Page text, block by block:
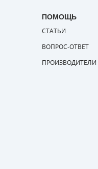
ПОМОЩЬ
СТАТЬИ
ВОПРОС-ОТВЕТ
ПРОИЗВОДИТЕЛИ